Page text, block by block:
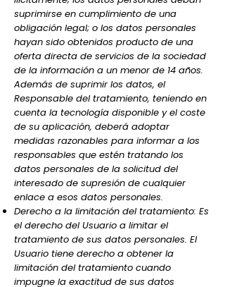
suprimirse en cumplimiento de una
obligación legal; o los datos personales
hayan sido obtenidos producto de una
oferta directa de servicios de la sociedad
de la información a un menor de 14 años.
Además de suprimir los datos, el
Responsable del tratamiento, teniendo en
cuenta la tecnología disponible y el coste
de su aplicación, deberá adoptar
medidas razonables para informar a los
responsables que estén tratando los
datos personales de la solicitud del
interesado de supresión de cualquier
enlace a esos datos personales.
Derecho a la limitación del tratamiento: Es
el derecho del Usuario a limitar el
tratamiento de sus datos personales. El
Usuario tiene derecho a obtener la
limitación del tratamiento cuando
impugne la exactitud de sus datos